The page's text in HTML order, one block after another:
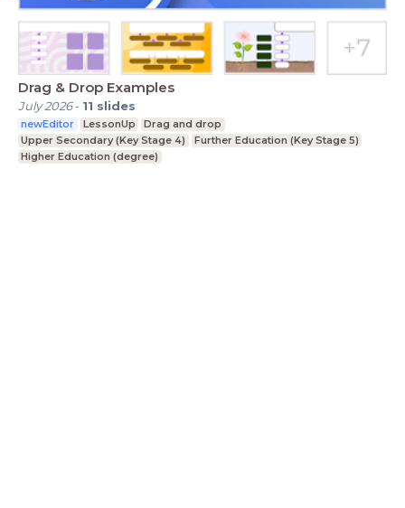
Drag & Drop Examples
July 2026- 11 slides
newEditor LessonUp
Drag and drop
Upper Secondary (Key Stage 4)
Further Education (Key Stage 5)
Higher Education (degree)